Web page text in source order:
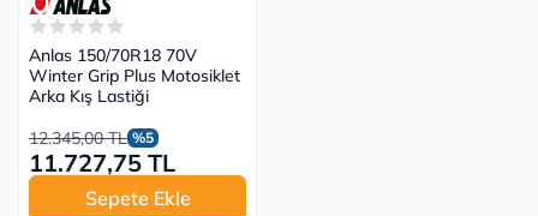
Anlas 150/70R18 70V
Winter Grip Plus Motosiklet
Arka Kış Lastiği
12.345,00 TL %5
11.727,75 TL
Sepete Ekle